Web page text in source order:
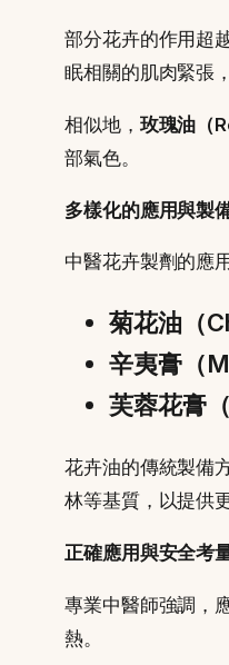
部分花卉的作用超
眠相關的肌肉緊張
相似地， 玫瑰油（
部氣色。
多樣化的應用與製
中醫花卉製劑的應
菊花油（
辛夷膏（
芙蓉花膏
花卉油的傳統製備
林等基質，以提供
正確應用與安全考
專業中醫師強調，
熱。